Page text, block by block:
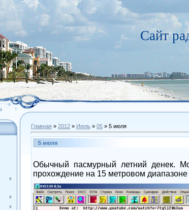
Сайт
Главная » 2012 » Июль » 05 » 5 июля
5 июля
Обычный пасмурный летний денек.
прохождение на 15 метровом